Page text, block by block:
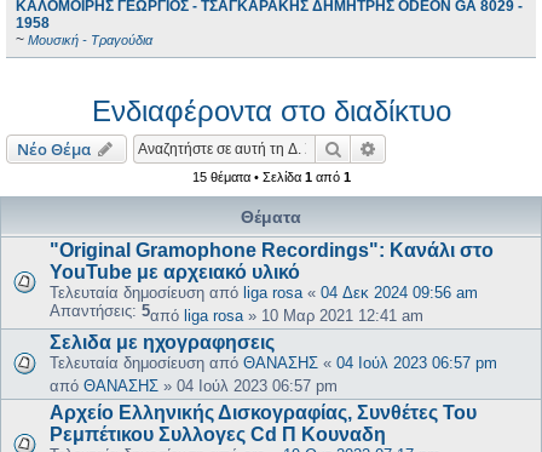
ΚΑΛΟΜΟΙΡΗΣ ΓΕΩΡΓΙΟΣ - ΤΣΑΓΚΑΡΑΚΗΣ ΔΗΜΗΤΡΗΣ ODEON GA 8029 -
1958
~ Μουσική - Τραγούδια
Ενδιαφέροντα στο διαδίκτυο
Νέο Θέμα Αναζήτηση
15 θέματα • Σελίδα 1από 1
Θέματα
"Original Gramophone Recordings": Κανάλι στο
YouTube με αρχειακό υλικό
Τελευταία δημοσίευση από liga rosa « 04 Δεκ 2024 09:56 am
Απαντήσεις: 5από liga rosa » 10 Μαρ 2021 12:41 am
Σελιδα με ηχογραφησεις
Τελευταία δημοσίευση από ΘΑΝΑΣΗΣ « 04 Ιούλ 2023 06:57 pm
από ΘΑΝΑΣΗΣ » 04 Ιούλ 2023 06:57 pm
Αρχείο Ελληνικής Δισκογραφίας, Συνθέτες Του
Ρεμπέτικου Συλλογες Cd Π Κουναδη